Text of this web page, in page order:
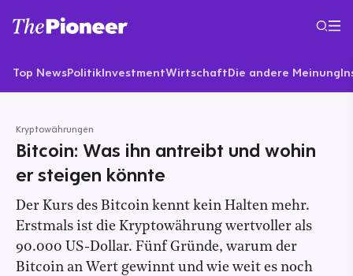
Top NewsPolitikInvestmentWirtschaftDie andere Meinung
Kryptowährungen
Bitcoin: Was ihn antreibt und wohin
er steigen könnte
Der Kurs des Bitcoin kennt kein Halten mehr.
Erstmals ist die Kryptowährung wertvoller als
90.000 US-Dollar. Fünf Gründe, warum der
Bitcoin an Wert gewinnt und wie weit es noch